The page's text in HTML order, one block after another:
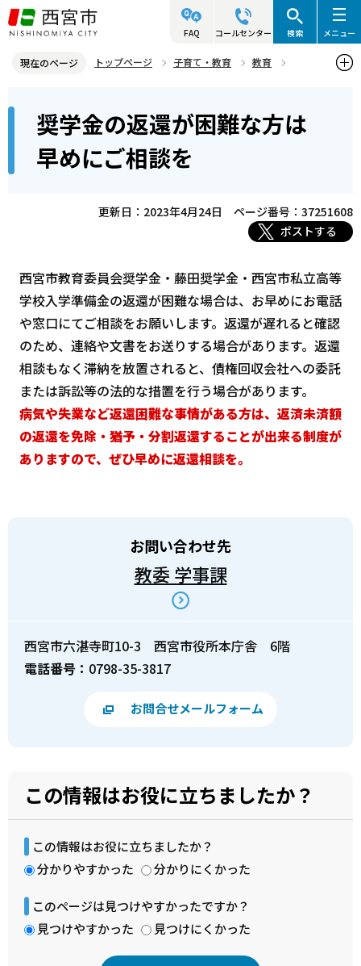
こ
の
ジ
頭
FAQ コールセンター 検索 メニュー
現在のページ トップページ 子育て・教育
教育
奨学金の返還が困難な方は早めにご相談を
奨学金の返還が困難な方は
早めにご相談を
更新日：2023年4月24日
ページ番号：37251608
ポストする
西宮市教育委員会奨学金・藤田奨学金・西宮市私立高等
学校入学準備金の返還が困難な場合は、お早めにお電話
や窓口にてご相談をお願いします。返還が遅れると確認
のため、連絡や文書をお送りする場合があります。返還
相談もなく滞納を放置されると、債権回収会社への委託
または訴訟等の法的な措置を行う場合があります。
病気や失業など返還困難な事情がある方は、返済未済額
の返還を免除・猶予・分割返還することが出来る制度が
ありますので、ぜひ早めに返還相談を。
お問い合わせ先
教委 学事課
西宮市六湛寺町10-3 西宮市役所本庁舎 6階
電話番号： 0798-35-3817
お問合せメールフォーム
この情報はお役に立ちましたか？
この情報はお役に立ちましたか？
分かりやすかった
分かりにくかった
このページは見つけやすかったですか？
見つけやすかった
見つけにくかった